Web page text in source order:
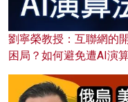
劉寧榮教授：互聯網的
困局？如何避免遭AI演